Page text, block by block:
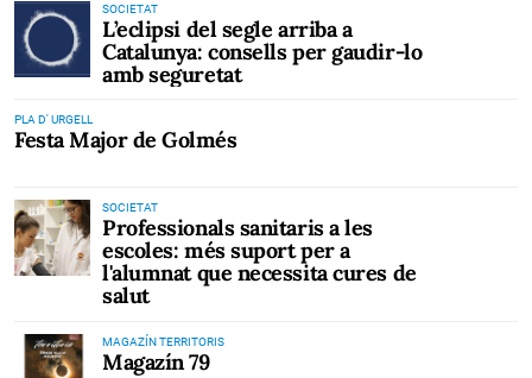
SOCIETAT
L’eclipsi del segle arriba a
Catalunya: consells per gaudir-lo
amb seguretat
PLA D' URGELL
Festa Major de Golmés
SOCIETAT
Professionals sanitaris a les
escoles: més suport per a
l'alumnat que necessita cures de
salut
MAGAZÍN TERRITORIS
Magazín 79